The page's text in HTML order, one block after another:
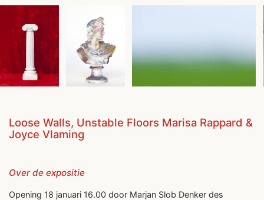
Loose Walls, Unstable Floors Marisa Rappard &
Joyce Vlaming
Over de expositie
Opening 18 januari 16.00 door Marjan Slob Denker des